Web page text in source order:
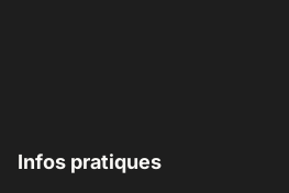
Infos pratiques